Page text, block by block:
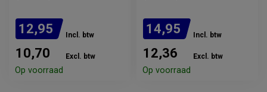
12,95 Incl. btw
10,70 Excl. btw
Op voorraad
14,95 Incl. btw
12,36 Excl. btw
Op voorraad